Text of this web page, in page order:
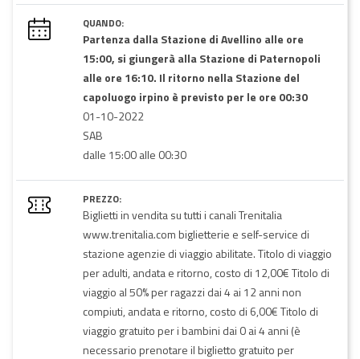
QUANDO:
Partenza dalla Stazione di Avellino alle ore
15:00, si giungerà alla Stazione di Paternopoli
alle ore 16:10. Il ritorno nella Stazione del
capoluogo irpino è previsto per le ore 00:30
01-10-2022
SAB
dalle 15:00 alle 00:30
PREZZO:
Biglietti in vendita su tutti i canali Trenitalia
www.trenitalia.com biglietterie e self-service di
stazione agenzie di viaggio abilitate. Titolo di viaggio
per adulti, andata e ritorno, costo di 12,00€ Titolo di
viaggio al 50% per ragazzi dai 4 ai 12 anni non
compiuti, andata e ritorno, costo di 6,00€ Titolo di
viaggio gratuito per i bambini dai 0 ai 4 anni (è
necessario prenotare il biglietto gratuito per